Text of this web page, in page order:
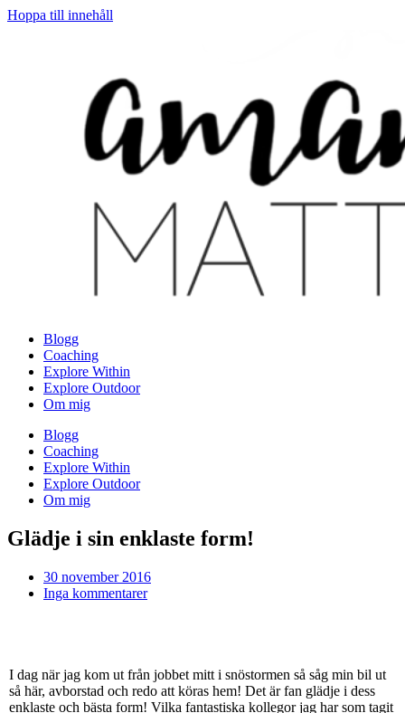
Hoppa till innehåll
Blogg
Coaching
Explore Within
Explore Outdoor
Om mig
Blogg
Coaching
Explore Within
Explore Outdoor
Om mig
Glädje i sin enklaste form!
30 november 2016
Inga kommentarer
I dag när jag kom ut från jobbet mitt i snöstormen så såg min bil ut
så här, avborstad och redo att köras hem! Det är fan glädje i dess
enklaste och bästa form! Vilka fantastiska kollegor jag har som tagit